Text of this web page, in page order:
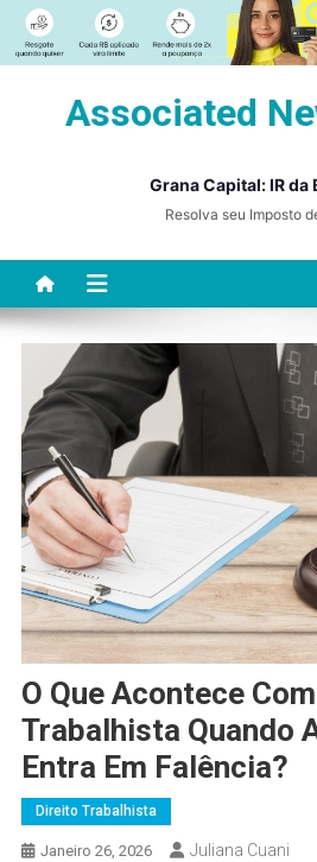
Associated
Grana Capital: IR da
Resolva seu Imposto
O Que Acontece
Trabalhista Quando
Entra Em Falência?
Direito Trabalhista
Janeiro 26, 2026 Juliana Cuani